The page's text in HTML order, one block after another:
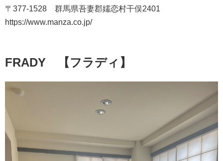
〒377-1528 群馬県吾妻郡嬬恋村干俣2401
https://www.manza.co.jp/
FRADY 【フラディ】